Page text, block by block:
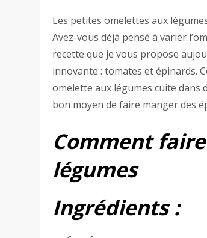
Les petites omelettes aux
Avez-vous déjà pensé à varier
recette que je vous propose
innovante : tomates et épinards.
omelette aux légumes cuite dans
bon moyen de faire manger des
Comment
légumes
Ingrédients :